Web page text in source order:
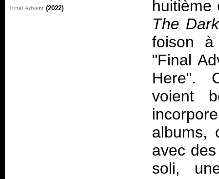
Final Advent (2022)
huitième
The
foison à
"Final
Here".
voient
albums,
avec
soli,